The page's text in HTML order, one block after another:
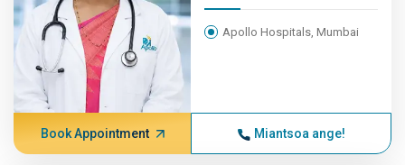
Apollo Hospitals, Mumbai
Book Appointment Miantsoa ange!